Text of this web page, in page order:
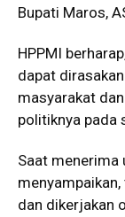
Bupati Maros,
HPPMI
dapat
masyarakat
politiknya pada
Saat menerima
dan dikerjakan